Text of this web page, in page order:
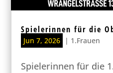
Spielerinnen für die
Jun 7, 2026 | 1.Frauen
Spielerinnen für die